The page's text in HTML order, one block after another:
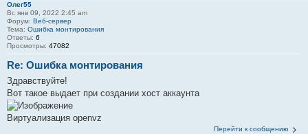
Олег55
Вс янв 09, 2022 2:45 am
Форум: Веб-сервер
Тема: Ошибка монтирования
Ответы: 6
Просмотры: 47082
Re: Ошибка монтирования
Здравствуйте!
Вот такое выдает при создании хост аккаунта
Виртуализация openvz
Перейти к сообщению